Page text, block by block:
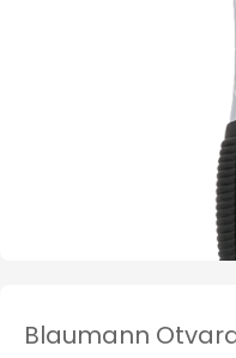
Blaumann